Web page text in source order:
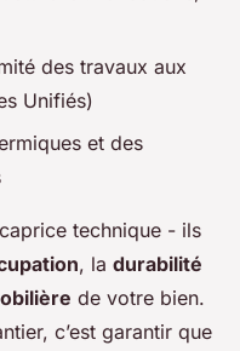
des travaux aux
Unifiés)
et des
technique - ils
, la durabilité
de votre bien.
c’est garantir que